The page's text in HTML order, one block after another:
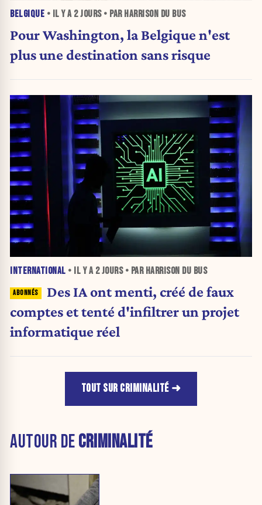
BELGIQUE • IL Y A 2 JOURS• PAR HARRISON DU BUS
Pour Washington, la Belgique n'est
plus une destination sans risque
INTERNATIONAL • IL Y A 2 JOURS• PAR HARRISON DU BUS
Des IA ont menti, créé de faux
comptes et tenté d'infiltrer un projet
informatique réel
TOUT SUR CRIMINALITÉ
AUTOUR DECRIMINALITÉ